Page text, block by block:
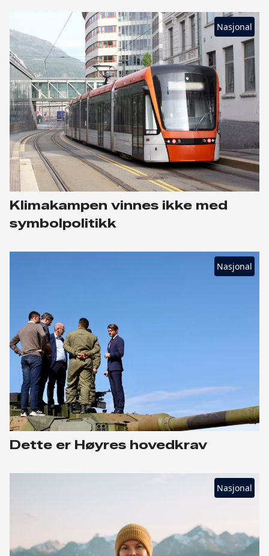
Nasjonal
Klimakampen vinnes ikke med
symbolpolitikk
Nasjonal
Dette er Høyres hovedkrav
Nasjonal